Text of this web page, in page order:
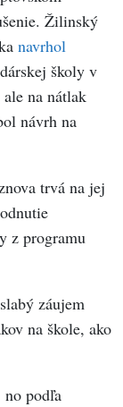
Žilinský
navrhol
školy v
na nátlak
návrh na
trvá na jej
z programu
záujem
na škole, ako
no podľa